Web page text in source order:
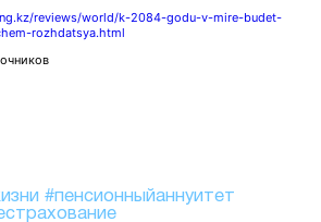
reviews/world/k-2084-godu-v-mire-budet-
rozhdatsya.html
#пенсионныйаннуитет